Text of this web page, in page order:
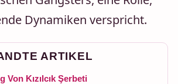
Dynamiken verspricht.
ARTIKEL
Von Kızılcık Şerbeti